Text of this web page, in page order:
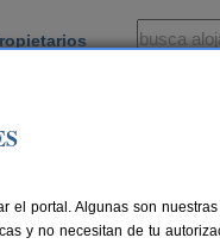
portal. Algunas son
y no necesitan de tu